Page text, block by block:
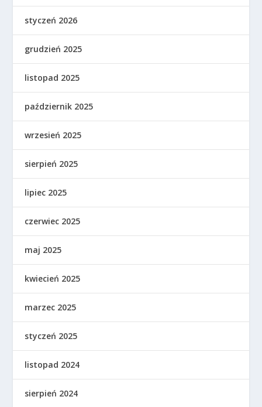
styczeń 2026
grudzień 2025
listopad 2025
październik 2025
wrzesień 2025
sierpień 2025
lipiec 2025
czerwiec 2025
maj 2025
kwiecień 2025
marzec 2025
styczeń 2025
listopad 2024
sierpień 2024